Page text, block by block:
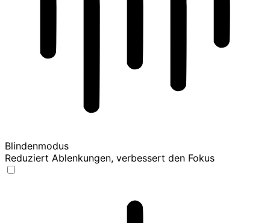
Blindenmodus
Reduziert Ablenkungen, verbessert den Fokus